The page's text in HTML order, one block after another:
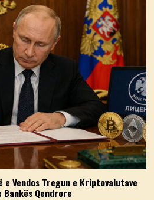
e Vendos Tregun e Kriptovalutave
Qendrore